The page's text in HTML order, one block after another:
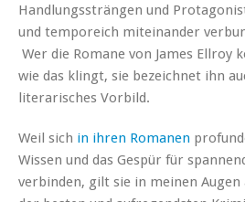
Handlungssträngen und
und temporeich miteinander
Wer die Romane von James Ellroy
wie das klingt, sie bezeichnet ihn
literarisches Vorbild.
Weil sich in ihren Romanen
Wissen und das Gespür für
verbinden, gilt sie in meinen Augen